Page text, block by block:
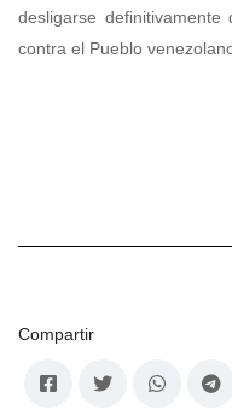
desligarse
contra el Pueblo
Compartir